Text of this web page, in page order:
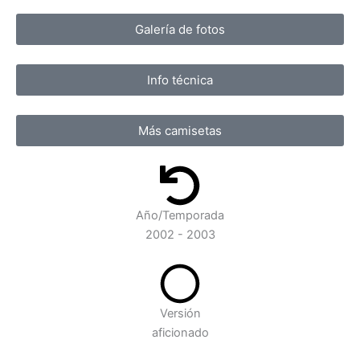
Galería de fotos
Info técnica
Más camisetas
Año/Temporada
2002 - 2003
Versión
aficionado